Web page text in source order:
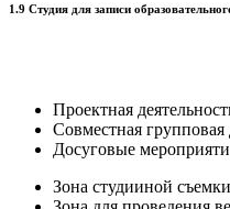
1.9 Студия для записи
Проектная
Совместная групповая
Досуговые мероприяти
Зона студииной съемки